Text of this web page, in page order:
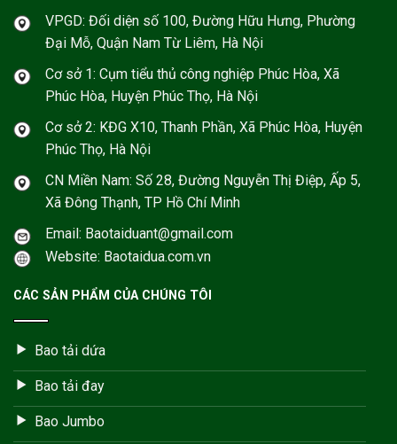
VPGD: Đối diện số 100, Đường Hữu Hưng, Phường
Đại Mỗ, Quận Nam Từ Liêm, Hà Nội
Cơ sở 1: Cụm tiểu thủ công nghiệp Phúc Hòa, Xã
Phúc Hòa, Huyện Phúc Thọ, Hà Nội
Cơ sở 2: KĐG X10, Thanh Phần, Xã Phúc Hòa, Huyện
Phúc Thọ, Hà Nội
CN Miền Nam: Số 28, Đường Nguyễn Thị Điệp, Ấp 5,
Xã Đông Thạnh, TP Hồ Chí Minh
Email: Baotaiduant@gmail.com
Website: Baotaidua.com.vn
CÁC SẢN PHẨM CỦA CHÚNG TÔI
Bao tải dứa
Bao tải đay
Bao Jumbo